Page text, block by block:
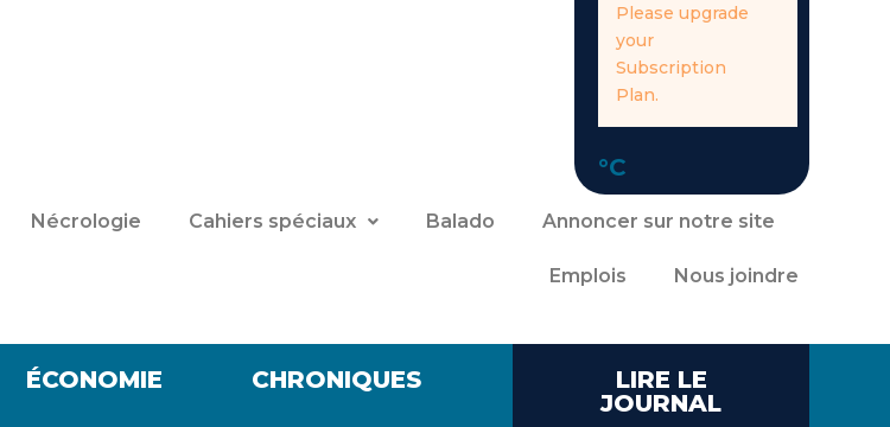
Please upgrade
your
Subscription
Plan.
°C
Nécrologie Cahiers spéciaux Balado Annoncer sur notre site
Emplois Nous joindre
ÉCONOMIE
CHRONIQUES
LIRE LE
JOURNAL